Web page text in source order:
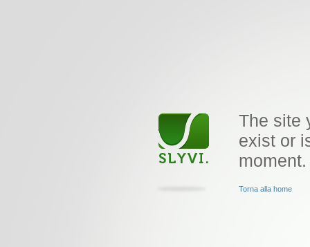
The site
exist or
moment.
Torna alla home